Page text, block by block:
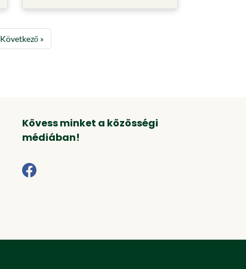
Következő »
Kövess minket a közösségi
médiában!